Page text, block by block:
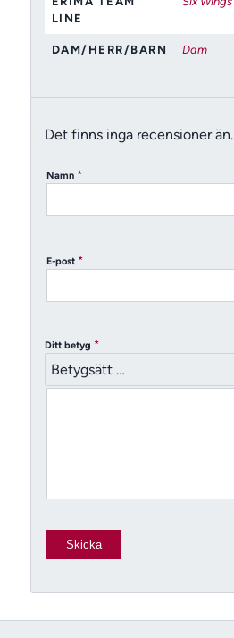
LINE
DAM/HERR/BARN Dam
Det finns inga recensioner än.
Namn *
E-post *
Ditt betyg *